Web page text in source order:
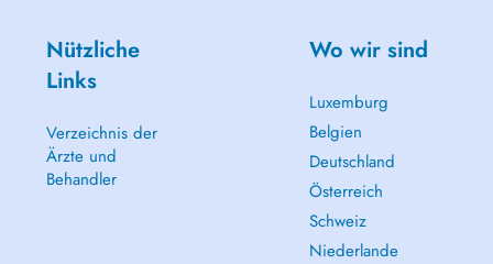
Nützliche
Links
Verzeichnis der
Ärzte und
Behandler
Wo wir sind
Luxemburg
Belgien
Deutschland
Österreich
Schweiz
Niederlande